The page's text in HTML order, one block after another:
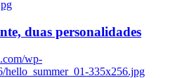
duas personalidades
wp-
hello_summer_01-335x256.jpg